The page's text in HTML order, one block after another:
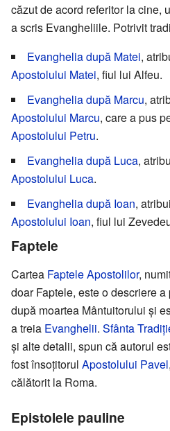
căzut de acord referitor la cine,
a scris Evangheliile. Potrivit
Evanghelia după Matei,
Apostolului Matei, fiul lui Alfeu.
Evanghelia după Marcu,
Apostolului Marcu, care a pus
Apostolului Petru.
Evanghelia după Luca,
Apostolului Luca.
Evanghelia după Ioan,
Apostolului Ioan, fiul lui
Faptele
Cartea Faptele Apostolilor,
doar Faptele, este o descriere
după moartea Mântuitorului şi
a treia Evanghelii. Sfânta
şi alte detalii, spun că autorul
fost însoţitorul Apostolului Pavel
călătorit la Roma.
Epistolele pauline